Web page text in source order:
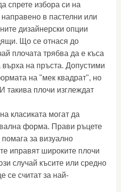
спрете избора си на
в пастелни или
дизайнерски опции
Що се отнася до
плочата трябва да е къса
на пръста. Допустими
на "мек квадрат", но
такива плочи изглеждат
класиката могат да
форма. Прави ръцете
за визуално
иправят широките плочи
случай късите или средно
се считат за най-